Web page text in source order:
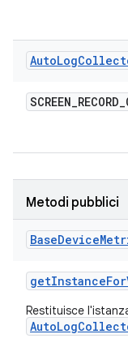
AutoLog
SCREEN_RECORD_
Metodi pubblici
BaseDevice
getInstanceFor
Restituisce